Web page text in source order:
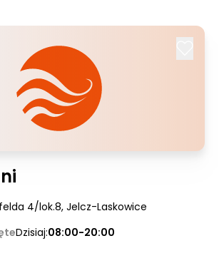
4/lok.8, Jelcz-Laskowice
Dzisiaj:08:00-20:00